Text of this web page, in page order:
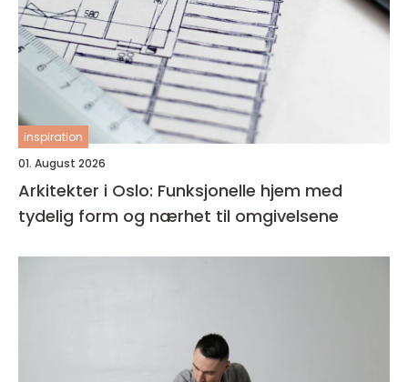
inspiration
01. August 2026
Arkitekter i Oslo: Funksjonelle hjem med
tydelig form og nærhet til omgivelsene